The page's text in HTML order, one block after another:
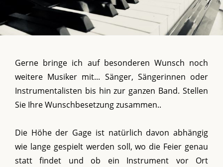
Gerne bringe ich auf besonderen Wunsch noch
weitere Musiker mit... Sänger, Sängerinnen oder
Instrumentalisten bis hin zur ganzen Band. Stellen
Sie Ihre Wunschbesetzung zusammen..
Die Höhe der Gage ist natürlich davon abhängig
wie lange gespielt werden soll, wo die Feier genau
statt findet und ob ein Instrument vor Ort